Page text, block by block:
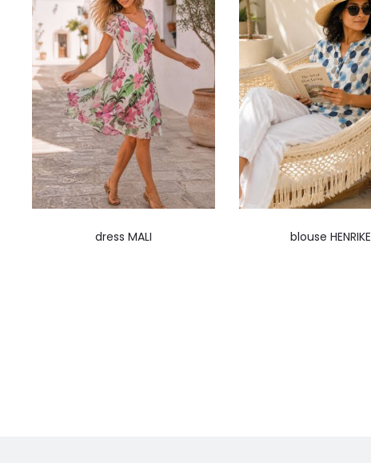
dress MALI blouse HENRIKE